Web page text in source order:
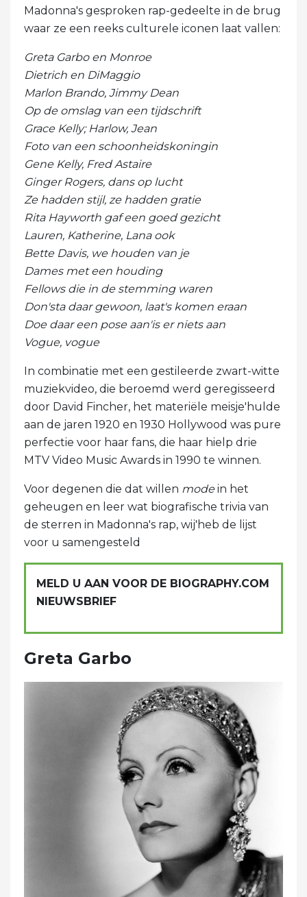
Madonna's gesproken rap-gedeelte in de brug
waar ze een reeks culturele iconen laat vallen:
Greta Garbo en Monroe
Dietrich en DiMaggio
Marlon Brando, Jimmy Dean
Op de omslag van een tijdschrift
Grace Kelly; Harlow, Jean
Foto van een schoonheidskoningin
Gene Kelly, Fred Astaire
Ginger Rogers, dans op lucht
Ze hadden stijl, ze hadden gratie
Rita Hayworth gaf een goed gezicht
Lauren, Katherine, Lana ook
Bette Davis, we houden van je
Dames met een houding
Fellows die in de stemming waren
Don'sta daar gewoon, laat's komen eraan
Doe daar een pose aan'is er niets aan
Vogue, vogue
In combinatie met een gestileerde zwart-witte
muziekvideo, die beroemd werd geregisseerd
door David Fincher, het materiële meisje'hulde
aan de jaren 1920 en 1930 Hollywood was pure
perfectie voor haar fans, die haar hielp drie
MTV Video Music Awards in 1990 te winnen.
Voor degenen die dat willen modein het
geheugen en leer wat biografische trivia van
de sterren in Madonna's rap, wij'heb de lijst
voor u samengesteld
MELD U AAN VOOR DE BIOGRAPHY.COM
NIEUWSBRIEF
Greta Garbo